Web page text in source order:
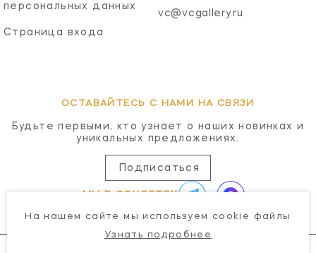
персональных данных
Страница входа
vc@vcgallery.ru
ОСТАВАЙТЕСЬ С НАМИ НА СВЯЗИ
Будьте первыми, кто узнает о наших новинках и
уникальных предложениях.
Подписаться
МЫ В СОЦСЕТЯХ
На нашем сайте мы используем cookie файлы
Узнать подробнее